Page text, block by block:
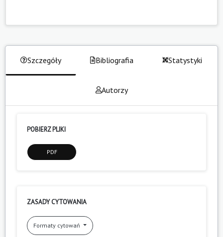
Szczegóły Bibliografia Statystyki
Autorzy
POBIERZ PLIKI
PDF
ZASADY CYTOWANIA
Formaty cytowań